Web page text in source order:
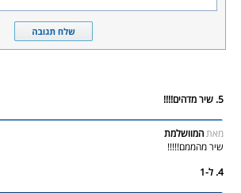
5. שיר מדהים!!!!
מאתהמוושלמת
שיר מהממם!!!!!
4. ל-1